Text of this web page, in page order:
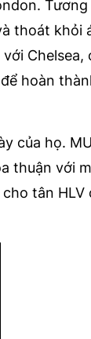
Tương
thoát khỏi
Chelsea,
hoàn
của họ.
thuận với
tân HLV